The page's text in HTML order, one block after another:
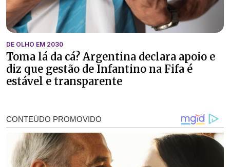
DE OLHO EM 2030
Toma lá da cá? Argentina declara apoio e
diz que gestão de Infantino na Fifa é
estável e transparente